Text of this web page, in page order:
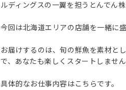
ルディングスの一翼を担うとんでん
今回は北海道エリアの店舗を一緒に
お届けするのは、旬の鮮魚を素材と
で、あなたも楽しくスタートしません
具体的なお仕事内容はこちらです。